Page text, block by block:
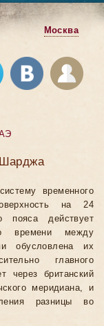
Москва
временного
на 24
пояса действует
времени между
обусловлена их
главного
через британский
меридиана, и
разницы во